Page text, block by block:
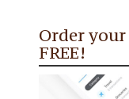
Order your
FREE!